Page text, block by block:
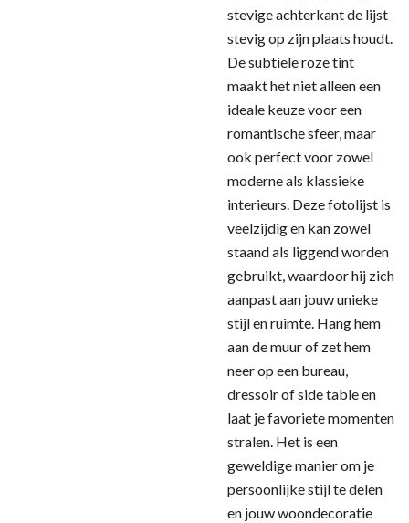
stevige achterkant de lijst
stevig op zijn plaats houdt.
De subtiele roze tint
maakt het niet alleen een
ideale keuze voor een
romantische sfeer, maar
ook perfect voor zowel
moderne als klassieke
interieurs. Deze fotolijst is
veelzijdig en kan zowel
staand als liggend worden
gebruikt, waardoor hij zich
aanpast aan jouw unieke
stijl en ruimte. Hang hem
aan de muur of zet hem
neer op een bureau,
dressoir of side table en
laat je favoriete momenten
stralen. Het is een
geweldige manier om je
persoonlijke stijl te delen
en jouw woondecoratie